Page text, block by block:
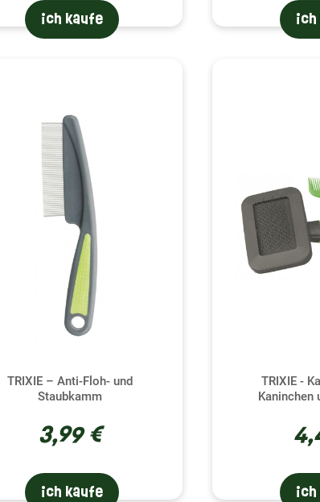
Pflege sorgen Sie nicht nur für die Ästhetik
ich kaufe ich
TRIXIE – Anti-Floh- und
Staubkamm
3,99 €
ich kaufe
TRIXIE -
Kaninchen
ich